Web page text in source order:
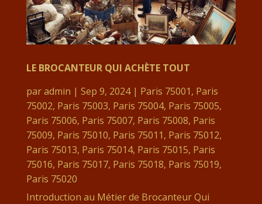
LE BROCANTEUR QUI ACHÈTE TOUT
paradmin | Sep 9, 2024| Paris 75001, Paris
75002, Paris 75003, Paris 75004, Paris 75005,
Paris 75006, Paris 75007, Paris 75008, Paris
75009, Paris 75010, Paris 75011, Paris 75012,
Paris 75013, Paris 75014, Paris 75015, Paris
75016, Paris 75017, Paris 75018, Paris 75019,
Paris 75020
Introduction au Métier de Brocanteur Qui